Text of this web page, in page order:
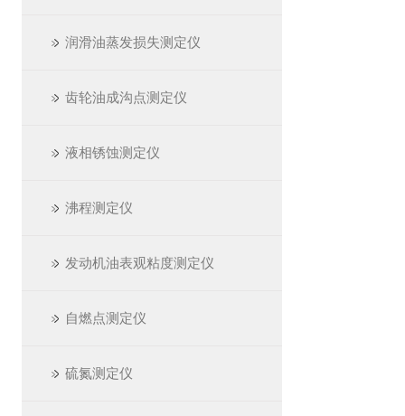
润滑油蒸发损失测定仪
齿轮油成沟点测定仪
液相锈蚀测定仪
沸程测定仪
发动机油表观粘度测定仪
自燃点测定仪
硫氮测定仪